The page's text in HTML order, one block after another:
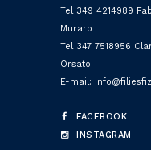
Tel 349 4214989
Muraro
Tel 347 7518956
Orsato
E-mail:
FACEBOOK
INSTAGRAM